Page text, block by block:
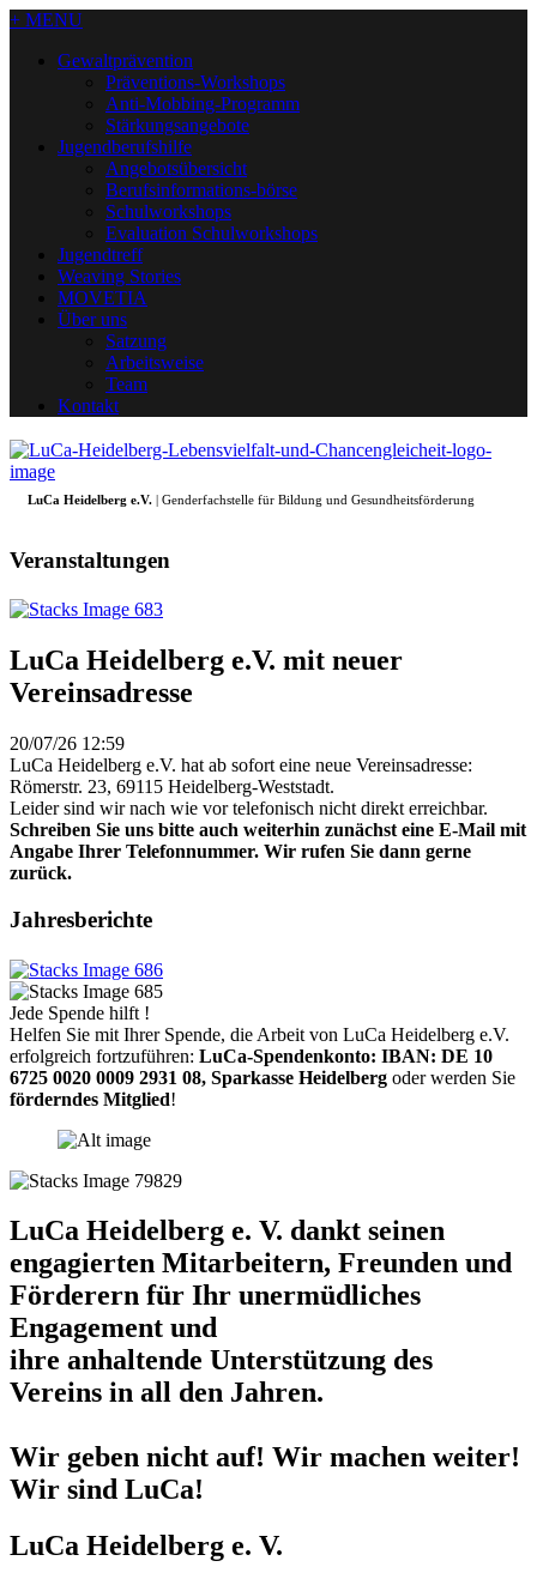
+ MENU
Gewaltprävention
Präventions-Workshops
Anti-Mobbing-Programm
Stärkungsangebote
Jugendberufshilfe
Angebotsübersicht
Berufsinformations-börse
Schulworkshops
Evaluation Schulworkshops
Jugendtreff
Weaving Stories
MOVETIA
Über uns
Satzung
Arbeitsweise
Team
Kontakt
LuCa Heidelberg e.V. | Genderfachstelle für Bildung und Gesundheitsförderung
Veranstaltungen
LuCa Heidelberg e.V. mit neuer
Vereinsadresse
20/07/26 12:59
LuCa Heidelberg e.V. hat ab sofort eine neue Vereinsadresse:
Römerstr. 23, 69115 Heidelberg-Weststadt.
Leider sind wir nach wie vor telefonisch nicht direkt erreichbar.
Schreiben Sie uns bitte auch weiterhin zunächst eine E-Mail mit
Angabe Ihrer Telefonnummer. Wir rufen Sie dann gerne
zurück.
Jahresberichte
Jede Spende hilft !
Helfen Sie mit Ihrer Spende, die Arbeit von LuCa Heidelberg e.V.
erfolgreich fortzuführen: LuCa-Spendenkonto: IBAN: DE 10
6725 0020 0009 2931 08, Sparkasse Heidelberg oder werden Sie
förderndes Mitglied!
LuCa Heidelberg e. V. dankt seinen
engagierten Mitarbeitern, Freunden und
Förderern für Ihr unermüdliches
Engagement und
ihre anhaltende Unterstützung des
Vereins in all den Jahren.
Wir geben nicht auf! Wir machen weiter!
Wir sind LuCa!
LuCa Heidelberg e. V.